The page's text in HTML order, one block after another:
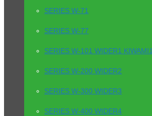
SERIES W-71
SERIES W-77
SERIES W-101 WIDER1 KIWAMI1
SERIES W-200 WIDER2
SERIES W-300 WIDER3
SERIES W-400 WIDER4